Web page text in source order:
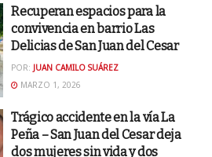
Recuperan espacios para la
convivencia en barrio Las
Delicias de San Juan del Cesar
POR: JUAN CAMILO SUÁREZ
MARZO 1, 2026
Trágico accidente en la vía La
Peña – San Juan del Cesar deja
dos mujeres sin vida y dos